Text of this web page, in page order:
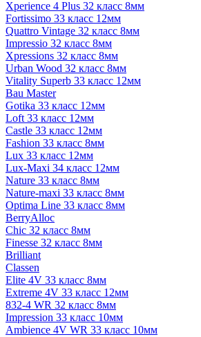
Xperience 4 Plus 32 класс 8мм
Fortissimo 33 класс 12мм
Quattro Vintage 32 класс 8мм
Impressio 32 класс 8мм
Xpressions 32 класс 8мм
Urban Wood 32 класс 8мм
Vitality Superb 33 класс 12мм
Bau Master
Gotika 33 класс 12мм
Loft 33 класс 12мм
Castle 33 класс 12мм
Fashion 33 класс 8мм
Lux 33 класс 12мм
Lux-Maxi 34 класс 12мм
Nature 33 класс 8мм
Nature-maxi 33 класс 8мм
Optima Line 33 класс 8мм
BerryAlloc
Chic 32 класс 8мм
Finesse 32 класс 8мм
Brilliant
Classen
Elite 4V 33 класс 8мм
Extreme 4V 33 класс 12мм
832-4 WR 32 класс 8мм
Impression 33 класс 10мм
Ambience 4V WR 33 класс 10мм